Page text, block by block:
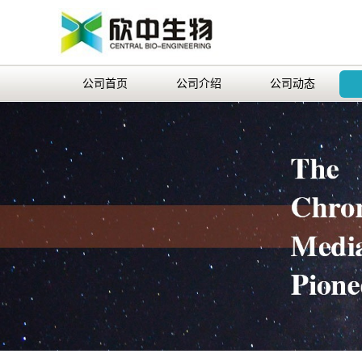
公司首页 公司介绍 公司动态